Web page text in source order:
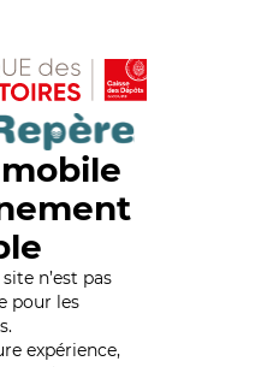
n’est pas
pour les
expérience,